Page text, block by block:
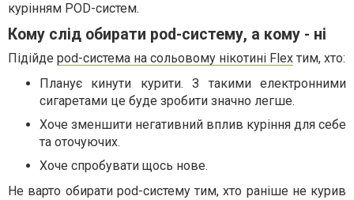
курінням POD-систем.
Кому слід обирати pod-систему, а кому - ні
Підійде pod-система на сольовому нікотині Flex тим, хто:
Планує кинути курити. З такими електронними
сигаретами це буде зробити значно легше.
Хоче зменшити негативний вплив куріння для себе
та оточуючих.
Хоче спробувати щось нове.
Не варто обирати pod-систему тим, хто раніше не курив